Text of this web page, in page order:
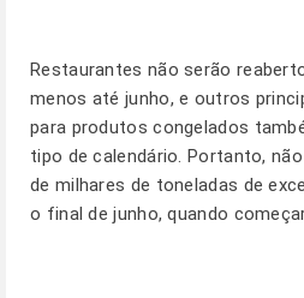
Restaurantes não serão
menos até junho, e outros
para produtos congelados
tipo de calendário. Portanto,
de milhares de toneladas de
o final de junho, quando